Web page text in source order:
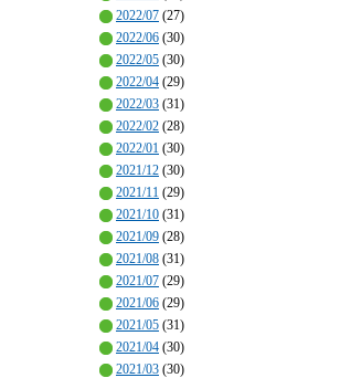
2022/07 (27)
2022/06 (30)
2022/05 (30)
2022/04 (29)
2022/03 (31)
2022/02 (28)
2022/01 (30)
2021/12 (30)
2021/11 (29)
2021/10 (31)
2021/09 (28)
2021/08 (31)
2021/07 (29)
2021/06 (29)
2021/05 (31)
2021/04 (30)
2021/03 (30)